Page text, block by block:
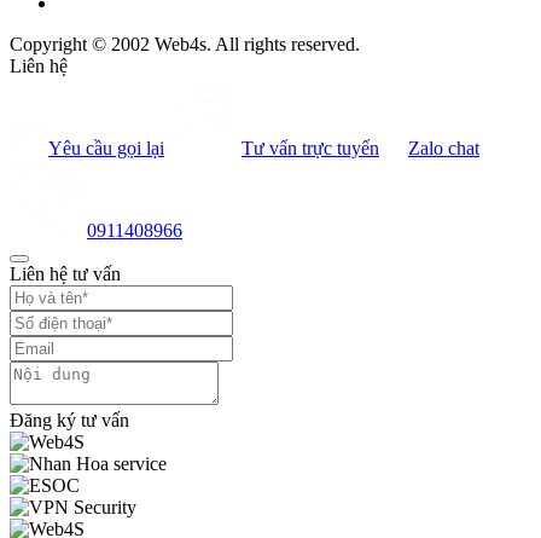
Copyright © 2002 Web4s. All rights reserved.
Liên hệ
Yêu cầu gọi lại Tư vấn trực tuyến Zalo chat
0911408966
Liên hệ tư vấn
Đăng ký tư vấn